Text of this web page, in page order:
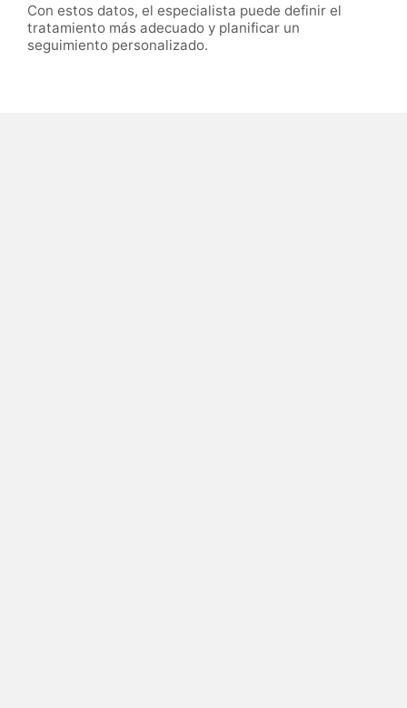
Con estos datos, el especialista puede definir el
tratamiento más adecuado y planificar un
seguimiento personalizado.